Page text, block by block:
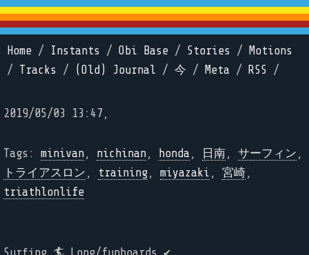
Home / Instants / Obi Base / Stories /
Motions
/ Tracks / (Old) Journal / 今 / Meta / RSS /
2019/05/03 13:47,
Tags: minivan, nichinan, honda , 日南, サーフィン ,
トライアスロン , training, miyazaki , 宮崎,
triathlonlife